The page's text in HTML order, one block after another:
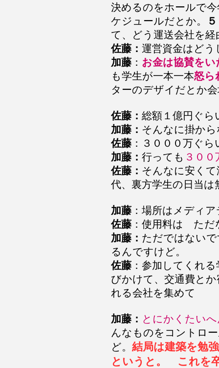
決めるのをホールで
ケジュールだとか。
て、どう運送会社を
佐藤： 運営資金はど
加藤 ： お金は協賛を
も学生が一本一本怒ら
ターのデザイだとか
佐藤： 総額１億円ぐ
加藤： そんなに掛か
佐藤 ：３０００万ぐ
加藤： 行っても ３００
佐藤： そんなに安く
代、裏方学生の日当は
加藤 ：場所はメディ
佐藤 ：使用料は ただ
加藤： ただではない
るんですけど。
佐藤 ：参加してくれ
びかけて、交通費と
れる会社を集めて
加藤： とにかくたい
んなものをコントロ
ど。 結局は建築を勉
というと。 これを